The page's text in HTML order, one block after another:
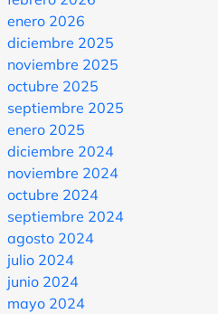
enero 2026
diciembre 2025
noviembre 2025
octubre 2025
septiembre 2025
enero 2025
diciembre 2024
noviembre 2024
octubre 2024
septiembre 2024
agosto 2024
julio 2024
junio 2024
mayo 2024